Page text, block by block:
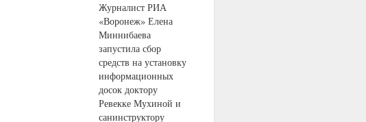
Журналист РИА
«Воронеж» Елена
Миннибаева
запустила сбор
средств на установку
информационных
досок доктору
Ревекке Мухиной и
санинструктору